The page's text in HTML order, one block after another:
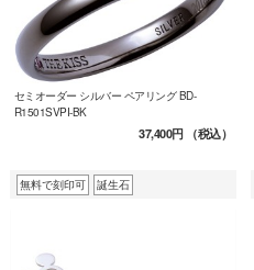
セミオーダー シルバー ペアリング BD-
R1501SVPI-BK
37,400円（税込）
無料で刻印可 誕生石